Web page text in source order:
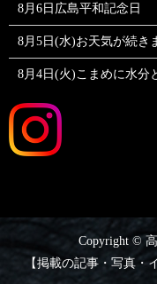
8月6日広島平和記念日
8月5日(水)お天気が続き
8月4日(火)こまめに水分
Copyright © 高
【掲載の記事・写真・